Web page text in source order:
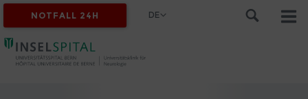
NOTFALL 24H DE